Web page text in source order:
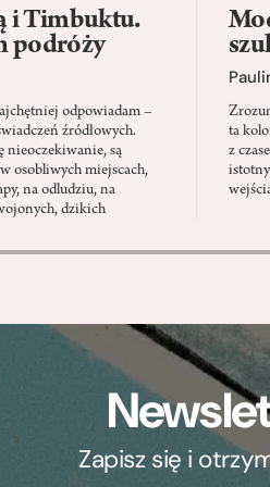
i Timbuktu.
podróży
odpowiadam –
źródłowych.
nieoczekiwanie, są
osobliwych miejscach,
na odludziu, na
dzikich
ta
z
istotny
Zapisz się i